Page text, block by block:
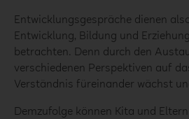
Entwicklungsgespräche dienen
Entwicklung, Bildung und
betrachten. Denn durch den
verschiedenen Perspektiven auf
Verständnis füreinander wächst
Demzufolge können Kita und